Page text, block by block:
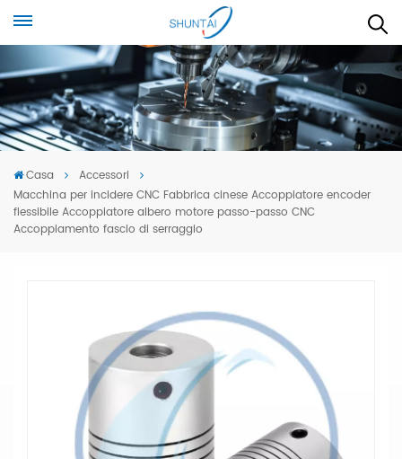
Casa
Accessori
Macchina per incidere CNC Fabbrica cinese Accoppiatore encoder
flessibile Accoppiatore albero motore passo-passo CNC
Accoppiamento fascio di serraggio